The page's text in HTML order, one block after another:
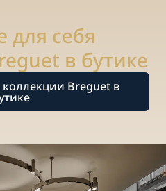
для себя
в бутике
Breguet в